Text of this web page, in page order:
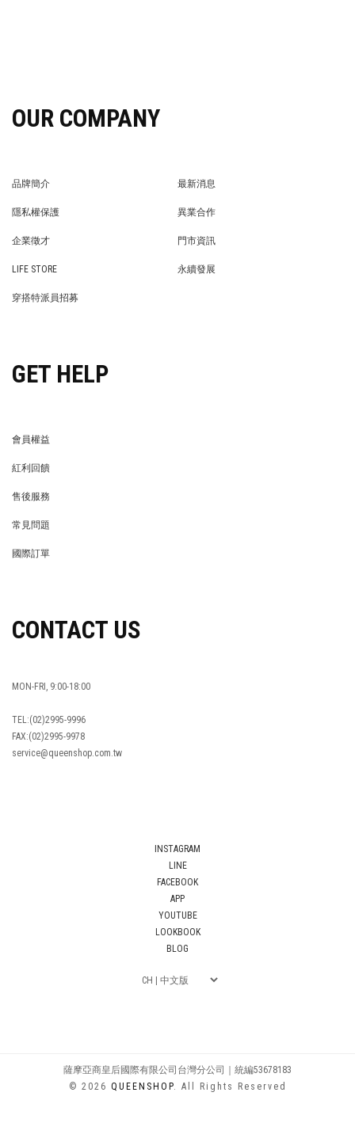
OUR COMPANY
品牌簡介
最新消息
隱私權保護
異業合作
企業徵才
門市資訊
LIFE STORE
永續發展
穿搭特派員招募
GET HELP
會員權益
紅利回饋
售後服務
常見問題
國際訂單
CONTACT US
MON-FRI, 9:00-18:00
TEL:(02)2995-9996
FAX:(02)2995-9978
service@queenshop.com.tw
INSTAGRAM
LINE
FACEBOOK
APP
YOUTUBE
LOOKBOOK
BLOG
薩摩亞商皇后國際有限公司台灣分公司｜統編53678183
© 2026 QUEENSHOP. All Rights Reserved